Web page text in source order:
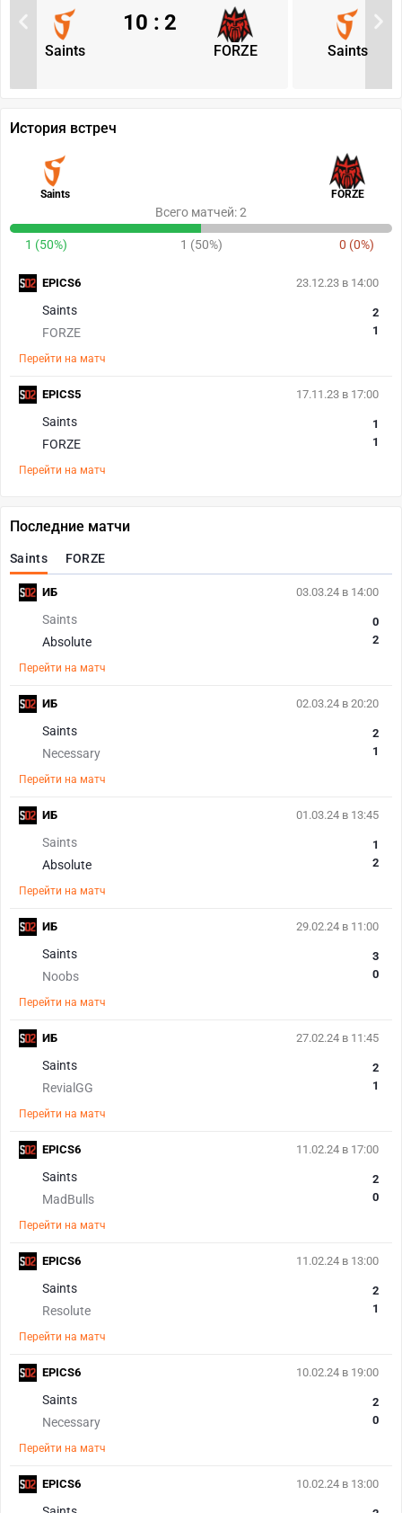
Saints FORZE
10 : 2
Saints
История встреч
Saints FORZE
Всего матчей: 2
1 (50%) 1 (50%) 0 (0%)
23.12.23 в 14:00
Saints
FORZE
2
1
Перейти на матч
EPICS6
17.11.23 в 17:00
Saints
FORZE
1
1
Перейти на матч
EPICS5
Последние матчи
Saints FORZE
03.03.24 в 14:00
Saints
Absolute
0
2
Перейти на матч
ИБ
02.03.24 в 20:20
Saints
Necessary
2
1
Перейти на матч
ИБ
01.03.24 в 13:45
Saints
Absolute
1
2
Перейти на матч
ИБ
29.02.24 в 11:00
Saints
Noobs
3
0
Перейти на матч
ИБ
27.02.24 в 11:45
Saints
RevialGG
2
1
Перейти на матч
ИБ
11.02.24 в 17:00
Saints
MadBulls
2
0
Перейти на матч
EPICS6
11.02.24 в 13:00
Saints
Resolute
2
1
Перейти на матч
EPICS6
10.02.24 в 19:00
Saints
Necessary
2
0
Перейти на матч
EPICS6
10.02.24 в 13:00
EPICS6